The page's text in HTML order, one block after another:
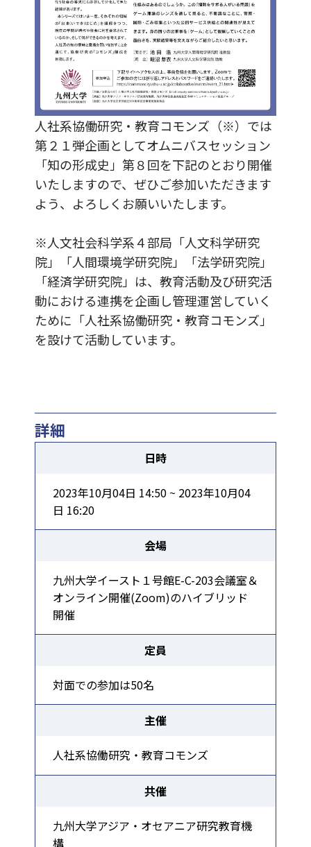
人社系協働研究・教育コモンズ（※）では
第２１弾企画としてオムニバスセッション
「知の形成史」第８回を下記のとおり開催
いたしますので、ぜひご参加いただきます
よう、よろしくお願いいたします。
※人文社会科学系４部局「人文科学研究
院」「人間環境学研究院」「法学研究院」
「経済学研究院」は、教育活動及び研究活
動における連携を企画し管理運営していく
ために「人社系協働研究・教育コモンズ」
を設けて活動しています。
詳細
日時
2023年10月04日 14:50 ~ 2023年10月04
日 16:20
会場
九州大学イースト１号館E-C-203会議室＆
オンライン開催(Zoom)のハイブリッド
開催
定員
対面での参加は50名
主催
人社系協働研究・教育コモンズ
共催
九州大学アジア・オセアニア研究教育機
構